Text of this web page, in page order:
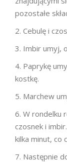
pozostałe
Cebulę i
Imbir umyj,
Paprykę
kostkę.
Marchew
W rondelku
czosnek i
kilka minut, co
Następnie